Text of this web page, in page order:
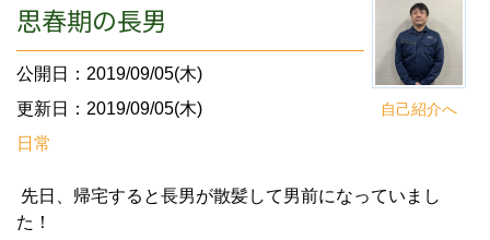
自己紹介へ
思春期の長男
公開日：2019/09/05(木)
更新日：2019/09/05(木)
日常
先日、帰宅すると長男が散髪して男前になっていまし
た！